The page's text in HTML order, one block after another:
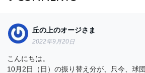
丘の上のオージさま
2022年9月20日
こんにちは。
10月2日（日）の振り替え分が、只今、球